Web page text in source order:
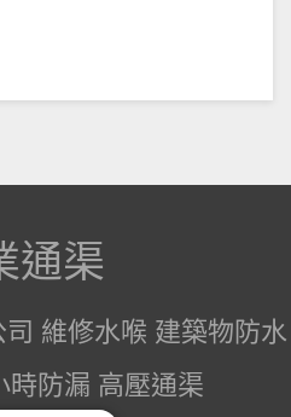
通渠
維修水喉 建築物防水
防漏 高壓通渠